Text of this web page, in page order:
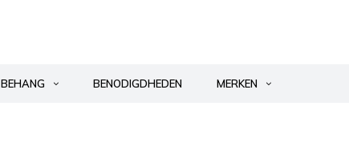
BEHANG BENODIGDHEDEN MERKEN